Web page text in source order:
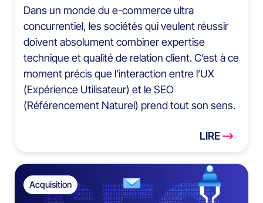
Dans un monde du e-commerce ultra
concurrentiel, les sociétés qui veulent réussir
doivent absolument combiner expertise
technique et qualité de relation client. C’est à ce
moment précis que l’interaction entre l’UX
(Expérience Utilisateur) et le SEO
(Référencement Naturel) prend tout son sens.
LIRE
Acquisition